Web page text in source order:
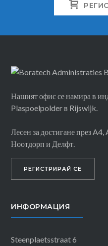
Нашият офис се намира в
Plaspoelpolder в Rijswijk.
Лесен за достигане през
Ноотдорп и Делфт.
РЕГИСТРИРАЙ СЕ
ИНФОРМАЦИЯ
Steenplaetsstraat 6